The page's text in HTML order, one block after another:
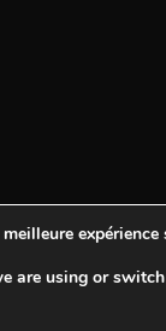
expérience
are using or switch